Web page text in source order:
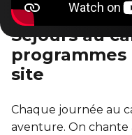
Séjours au
site
Chaque journée au
aventure. On